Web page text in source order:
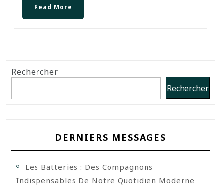
Read More
Rechercher
Rechercher
DERNIERS MESSAGES
Les Batteries : Des Compagnons
Indispensables De Notre Quotidien Moderne